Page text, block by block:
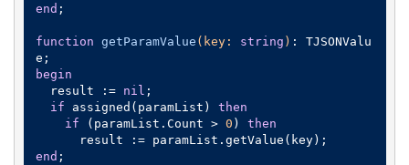
end ;
function getParamValue (key: string ) :
TJSONValu
begin
  result :=
nil ;
if assigned(paramList) then
if (paramList.Count > 0 ) then
end ;